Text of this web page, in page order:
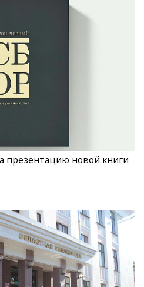
презентацию новой книги